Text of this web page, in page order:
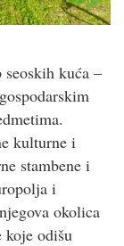
kuća –
kulturne i
stambene i
i
okolica
koje odišu